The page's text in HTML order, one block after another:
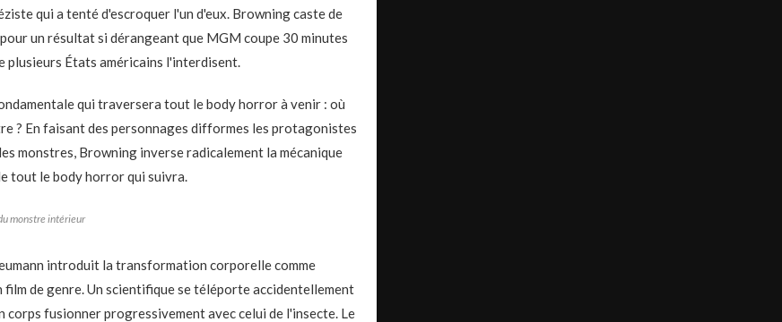
qui a tenté d'escroquer l'un d'eux. Browning caste de
un résultat si dérangeant que MGM coupe 30 minutes
plusieurs États américains l'interdisent.
qui traversera tout le body horror à venir : où
? En faisant des personnages difformes les protagonistes
monstres, Browning inverse radicalement la mécanique
tout le body horror qui suivra.
monstre intérieur
introduit la transformation corporelle comme
de genre. Un scientifique se téléporte accidentellement
corps fusionner progressivement avec celui de l'insecte. Le